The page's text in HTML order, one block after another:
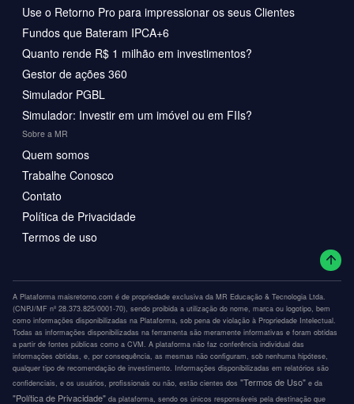
Use o Retorno Pro para impressionar os seus Clientes
Fundos que Bateram IPCA+6
Quanto rende R$ 1 milhão em investimentos?
Gestor de ações 360
Simulador PGBL
Simulador: Investir em um imóvel ou em FIIs?
Sobre a MR
Quem somos
Trabalhe Conosco
Contato
Política de Privacidade
Termos de uso
A Plataforma maisretorno.com é de propriedade exclusiva da MR Educação & Tecnologia Ltda.
(CNPJ/MF nº 28.373.825/0001-70), sendo proibida a utilização do nome, marca ou logotipo, bem
como informações disponibilizadas na Plataforma, sob pena de violação à Propriedade Intelectual.
Todas as informações disponibilizadas na ferramenta são meramente informativas e foram obtidas
a partir de fontes públicas como a CVM. A plataforma não faz conferência individual das
informações obtidas, e, por consequência, as mesmas não configuram, sob nenhuma hipótese,
qualquer tipo de recomendação de investimento. Informações disponibilizadas em relatórios são
confidenciais, e os usuários, profissionais ou não, estão cientes dos "Termos de Uso" e da
"Política de Privacidade" da plataforma, sendo os únicos responsáveis pela destinação que